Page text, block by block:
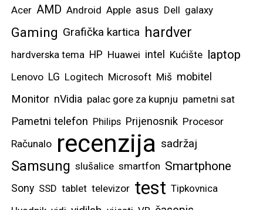
Acer AMD Android Apple asus Dell galaxy
Gaming Grafička kartica hardver
hardverska tema HP Huawei intel Kućište laptop
Lenovo LG Logitech Microsoft Miš mobitel
Monitor nVidia palac gore za kupnju pametni sat
Pametni telefon Philips Prijenosnik Procesor
Računalo recenzija sadržaj
Samsung slušalice smartfon Smartphone
Sony SSD tablet televizor test Tipkovnica